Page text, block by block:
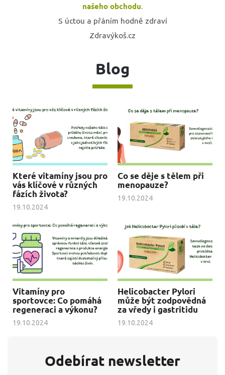
našeho obchodu.
S úctou a přáním hodně zdraví
Zdravýkoš.cz
Blog
Které vitamíny jsou pro
vás klíčové v různých
fázích života?
19.10.2024
Co se děje s tělem při
menopauze?
19.10.2024
Vitamíny pro
sportovce: Co pomáhá
regeneraci a výkonu?
19.10.2024
Helicobacter Pylori
může být zodpovědná
za vředy i gastritidu
19.10.2024
Odebírat newsletter